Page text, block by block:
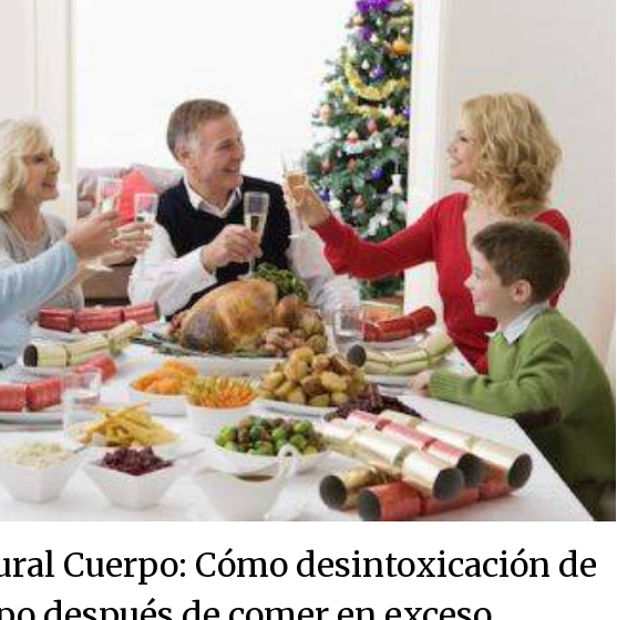
Cuerpo: Cómo desintoxicación de